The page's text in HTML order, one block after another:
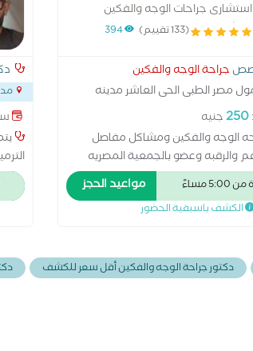
استشارى جراحات الوجه والفكين
ومشاكل مفاصل الفكين
(133 تقييم) 394
جراحة الوجه والفكين
مصر الطبى الحى العاشر مدينه
250جنيه
الوجه والفكين ومشاكل مفاصل
والرقبه وعضو بالجمعية المصريه
وأورام الفم والرقبه وماجستير
بجامعه القاهره مدرب معتمد مساءً مواعيد الحجز
الكشف باسبقية الحضور
طريق
دكتور جراحة الوجه والفكين أقل سعر للكشف